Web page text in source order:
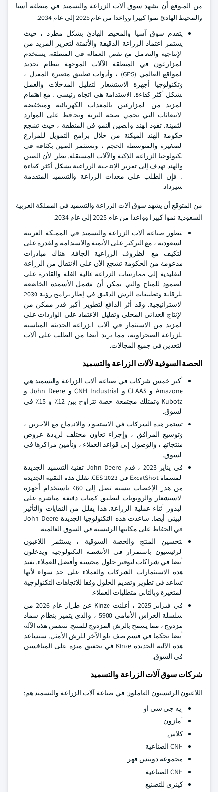
من المتوقع أن يشهد سوق آلات الزراعة والتسميد في منطقة آسيا
والمحيط الهادئ نموا كبيرا وواعدا من عام 2025 إلى عام 2034.
يتقدم سوق آسيا والمحيط الهادئ بشكل مطرد ، حيث
يستمر اعتماد الزراعة الدقيقة والأتمتة لتعزيز المزيد من
الإنتاجية والتعامل مع نقص العمالة في المنطقة. يستخدم
المزارعون في المنطقة الآلات الموجهة بنظام تحديد
المواقع العالمي (GPS) ، وأدوات تطبيق متغيرة المعدل ،
وتكنولوجيا أجهزة الاستشعار لتقليل المدخلات والعمل
بشكل أكثر كفاءة. الاستدامة هي اتجاه رئيسي ، مع اهتمام
المزيد من المزارعين بالمعدات الكهربائية ومنخفضة
الانبعاثات التي تحمي صحة التربة وتحافظ على الموارد
الثمينة. تقود الهند والصين النمو في المنطقة ، حيث تشجع
حكومة الهند الميكنة من خلال برامج التمويل للمزارع
الصغيرة والمتوسطة الحجم ، وتستثمر الصين بكثافة في
تكنولوجيا الزراعة الذكية والآلات المستقلة. نظرا لأن الصين
والهند تهدف إلى تعزيز الإنتاجية الزراعية بشكل أكثر كفاءة
، فإن الطلب على معدات الزراعة والتسميد المتقدمة
سيزداد.
من المتوقع أن يشهد سوق آلات الزراعة والتسميد في المملكة العربية
السعودية نموا كبيرا وواعدا من عام 2025 إلى عام 2034.
تتطور صناعة آلات الزراعة والتسميد في المملكة العربية
السعودية ، مع التركيز على الأتمتة والاستدامة والقدرة على
التكيف مع الظروف الزراعية الجافة. هناك مبادرات
مدعومة من الحكومة تشجع الآن على الانتقال من الزراعة
التقليدية إلى ممارسات الزراعة عالية الغلة والقادرة على
الصمود للمناخ والتي يمكن أن تشمل الأسمدة الخاضعة
للرقابة وتطبيقات الرش الدقيق في إطار برامج رؤية 2030
الاستراتيجية. وقد أثر الدافع لتطوير أكبر قدر ممكن من
الإنتاج الغذائي المحلي وتقليل الاعتماد على الواردات على
المزيد من الاستثمار في آلات الزراعة الحديثة المناسبة
للزراعة الصحراوية، مما يزيد أيضا من الطلب على آلات
التعدين في جميع المجالات.
الحصة السوقية لآلات الزراعة والتسميد
أكبر خمس شركات في صناعة آلات الزراعة والتسميد هي
Amazone و CLAAS و CNH Industrial و John Deere و
Kubota وتمتلك مجتمعة حصة تتراوح بين 12٪ و 15٪ في
السوق.
تستمر هذه الشركات في الاستحواذ والاندماج مع الآخرين ،
وتوسيع المرافق ، وإجراء تعاون مختلف لزيادة عروض
منتجاتها ، والوصول إلى قواعد العملاء ، وتأمين مراكزها في
السوق.
في يناير 2023 ، قدم John Deere تقنية التسميد الجديدة
المسماة ExcatShot في CES 2023. تقلل هذه التقنية الجديدة
من هدر الإخصاب بنسبة تصل إلى 60٪ باستخدام أجهزة
الاستشعار والروبوتات لتطبيق كميات دقيقة مباشرة على
البذور أثناء عملية الزراعة. هذا يقلل من النفايات والتأثير
البيئي أيضا. ساعدت هذه التكنولوجيا الجديدة John Deere
في الحفاظ على مكانتها الرئيسية في السوق العالمية.
لتحسين المنتج والحصة السوقية ، يستثمر اللاعبون
الرئيسيون باستمرار في الأنشطة التكنولوجية ويدخلون
أيضا في شراكات لتوفير حلول محسنة وأفضل للعملاء. تفيد
هذه الاستثمارات الشركات والعملاء على حد سواء لأنها
تساعد في تطوير وتقديم الحلول وفقا للاتجاهات التكنولوجية
المتغيرة وبالتالي متطلبات العملاء.
في فبراير 2025 ، أعلنت Kinze عن طراز عام 2026 من
سلسلة الغراس الأمامي 5900 ، والذي يتميز بنظام سماد
مزدوج ، مما يسمح بالرش المزدوج للمنتج. تتضمن هذه الآلة
أيضا تحكما في قسم صف تلو الآخر للرش الأمثل. ستساعد
هذه الآلية الجديدة Kinze في تحقيق ميزة على المنافسين
في السوق.
شركات سوق آلات الزراعة والتسميد
اللاعبون الرئيسيون العاملون في صناعة آلات الزراعة والتسميد هم:
إيه جي سي او
أمازون
كلاس
CNH الصناعية
مجموعة دويتس فهر
CNH الصناعية
كينزي للتصنيع